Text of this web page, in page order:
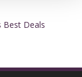
Best Deals